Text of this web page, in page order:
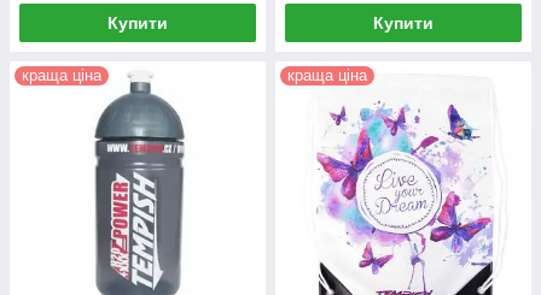
Купити Купити
краща ціна краща ціна